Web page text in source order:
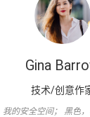
Gina
技术/创意作
我的安全空间； 黑色